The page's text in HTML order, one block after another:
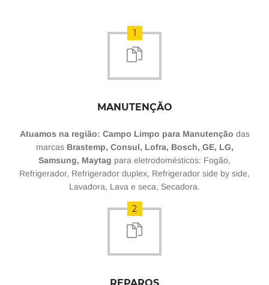
1
MANUTENÇÃO
Atuamos na região: Campo Limpo para Manutenção das
marcas Brastemp, Consul, Lofra, Bosch, GE, LG,
Samsung, Maytag para eletrodomésticos: Fogão,
Refrigerador, Refrigerador duplex, Refrigerador side by side,
Lavadora, Lava e seca, Secadora.
2